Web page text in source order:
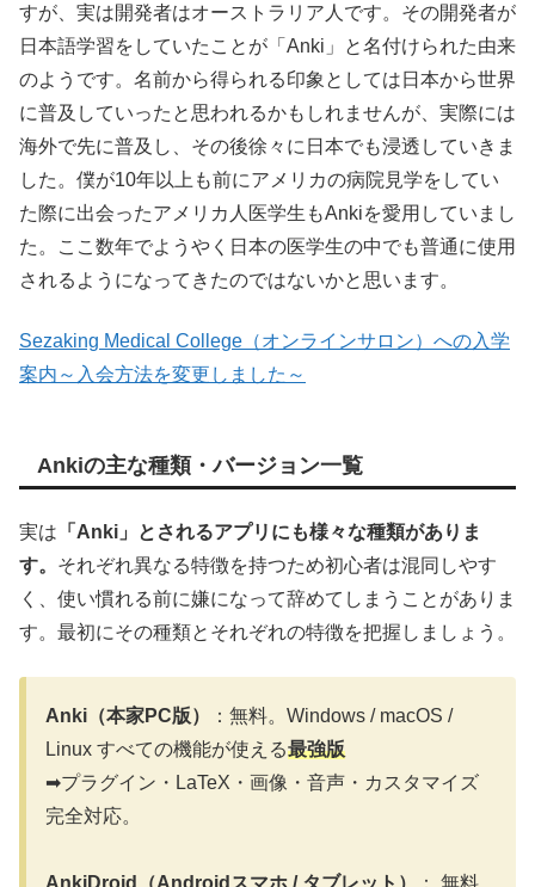
すが、実は開発者はオーストラリア人です。その開発者が
日本語学習をしていたことが「Anki」と名付けられた由来
のようです。名前から得られる印象としては日本から世界
に普及していったと思われるかもしれませんが、実際には
海外で先に普及し、その後徐々に日本でも浸透していきま
した。僕が10年以上も前にアメリカの病院見学をしてい
た際に出会ったアメリカ人医学生もAnkiを愛用していまし
た。ここ数年でようやく日本の医学生の中でも普通に使用
されるようになってきたのではないかと思います。
Sezaking Medical College（オンラインサロン）への入学
案内～入会方法を変更しました～
Ankiの主な種類・バージョン一覧
実は 「Anki」とされるアプリにも様々な種類がありま
す。 それぞれ異なる特徴を持つため初心者は混同しやす
く、使い慣れる前に嫌になって辞めてしまうことがありま
す。最初にその種類とそれぞれの特徴を把握しましょう。
Anki（本家PC版）
：無料。Windows / macOS /
Linux すべての機能が使える最強版
➡プラグイン・LaTeX・画像・音声・カスタマイズ
完全対応。
AnkiDroid（Androidスマホ / タブレット）
： 無料